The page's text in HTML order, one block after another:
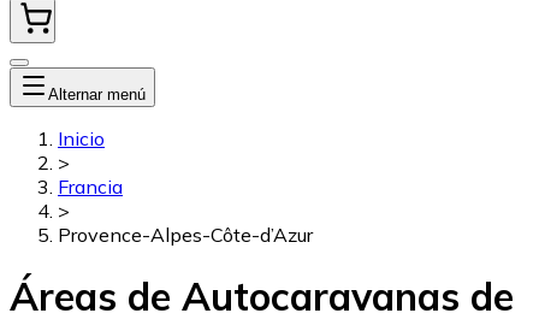
Alternar menú
Inicio
>
Francia
>
Provence-Alpes-Côte-d’Azur
Áreas de Autocaravanas de